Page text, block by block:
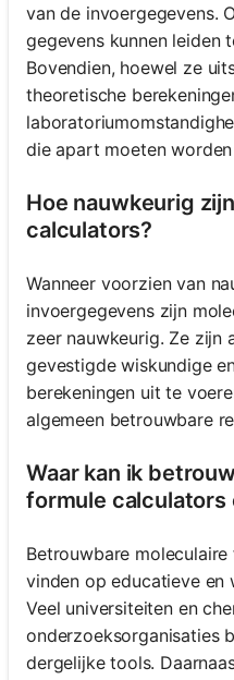
van de invoergegevens.
gegevens kunnen leiden
Bovendien, hoewel ze
theoretische
die apart moeten
Hoe nauwkeurig
calculators?
Wanneer voorzien van
invoergegevens zijn
zeer nauwkeurig. Ze zijn
gevestigde wiskundige
berekeningen uit te
algemeen betrouwbare
Waar kan ik
formule calculators
Betrouwbare
vinden op educatieve en
Veel universiteiten en
onderzoeksorganisaties
dergelijke tools.